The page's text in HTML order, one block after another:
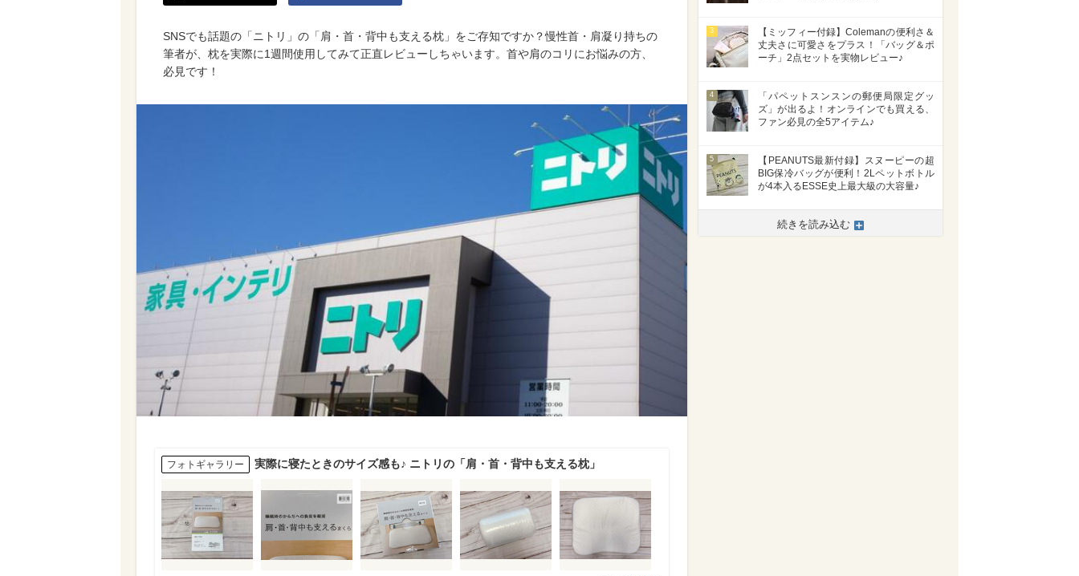
SNSでも話題の「ニトリ」の「肩・首・背中も支える枕」をご存知ですか？慢性首・肩凝り持ちの
筆者が、枕を実際に1週間使用してみて正直レビューしちゃいます。首や肩のコリにお悩みの方、
必見です！
フォトギャラリー 実際に寝たときのサイズ感も♪ ニトリの「肩・首・背中も支える枕」
3
【ミッフィー付録】Colemanの便利さ＆
丈夫さに可愛さをプラス！「バッグ＆ポ
ーチ」2点セットを実物レビュー♪
4
「パペットスンスンの郵便局限定グッ
ズ」が出るよ！オンラインでも買える、
ファン必見の全5アイテム♪
5
【PEANUTS最新付録】スヌーピーの超
BIG保冷バッグが便利！2Lペットボトル
が4本入るESSE史上最大級の大容量♪
続きを読み込む